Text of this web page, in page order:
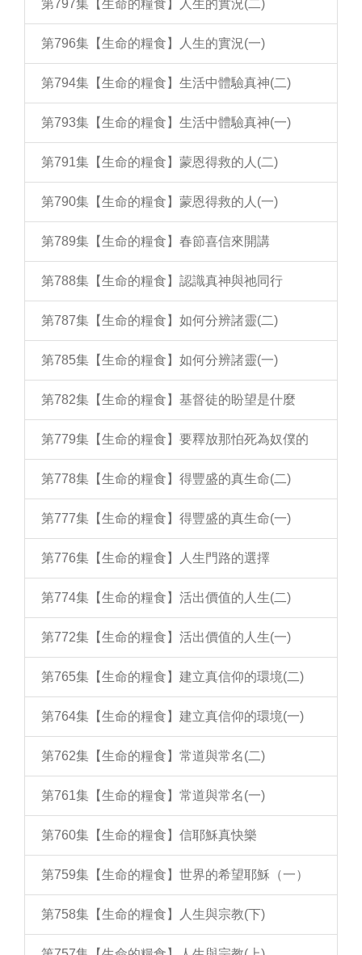
第797集【生命的糧食】人生的實況(二)
第796集【生命的糧食】人生的實況(一)
第794集【生命的糧食】生活中體驗真神(二)
第793集【生命的糧食】生活中體驗真神(一)
第791集【生命的糧食】蒙恩得救的人(二)
第790集【生命的糧食】蒙恩得救的人(一)
第789集【生命的糧食】春節喜信來開講
第788集【生命的糧食】認識真神與祂同行
第787集【生命的糧食】如何分辨諸靈(二)
第785集【生命的糧食】如何分辨諸靈(一)
第782集【生命的糧食】基督徒的盼望是什麼
第779集【生命的糧食】要釋放那怕死為奴僕的
第778集【生命的糧食】得豐盛的真生命(二)
第777集【生命的糧食】得豐盛的真生命(一)
第776集【生命的糧食】人生門路的選擇
第774集【生命的糧食】活出價值的人生(二)
第772集【生命的糧食】活出價值的人生(一)
第765集【生命的糧食】建立真信仰的環境(二)
第764集【生命的糧食】建立真信仰的環境(一)
第762集【生命的糧食】常道與常名(二)
第761集【生命的糧食】常道與常名(一)
第760集【生命的糧食】信耶穌真快樂
第759集【生命的糧食】世界的希望耶穌（一）
第758集【生命的糧食】人生與宗教(下)